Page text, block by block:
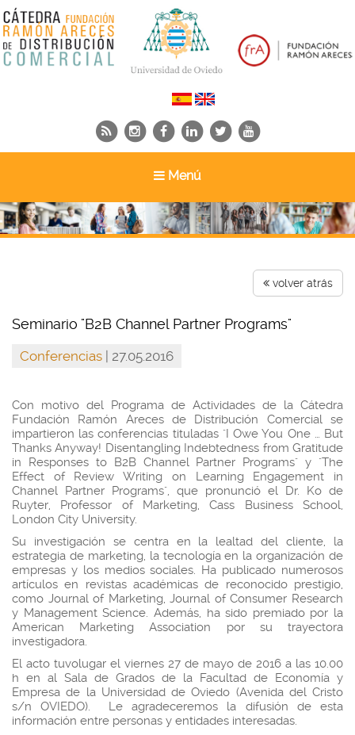
Menú
volver atrás
Seminario "B2B Channel Partner Programs"
Conferencias | 27.05.2016
Con motivo del Programa de Actividades de la Cátedra
Fundación Ramón Areces de Distribución Comercial se
impartieron las conferencias tituladas "I Owe You One … But
Thanks Anyway! Disentangling Indebtedness from Gratitude
in Responses to B2B Channel Partner Programs" y "The
Effect of Review Writing on Learning Engagement in
Channel Partner Programs", que pronunció el Dr. Ko de
Ruyter, Professor of Marketing, Cass Business School,
London City University.
Su investigación se centra en la lealtad del cliente, la
estrategia de marketing, la tecnología en la organización de
empresas y los medios sociales. Ha publicado numerosos
artículos en revistas académicas de reconocido prestigio,
como Journal of Marketing, Journal of Consumer Research
y Management Science. Además, ha sido premiado por la
American Marketing Association por su trayectora
investigadora.
El acto tuvolugar el viernes 27 de mayo de 2016 a las 10.00
h en al Sala de Grados de la Facultad de Economía y
Empresa de la Universidad de Oviedo (Avenida del Cristo
s/n OVIEDO). Le agradeceremos la difusión de esta
información entre personas y entidades interesadas.